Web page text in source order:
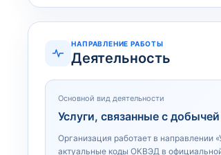
НАПРАВЛЕНИЕ РАБОТЫ
Деятельность
Основной вид деятельности
Услуги, связанные с
Организация работает в направлении
актуальные коды ОКВЭД в